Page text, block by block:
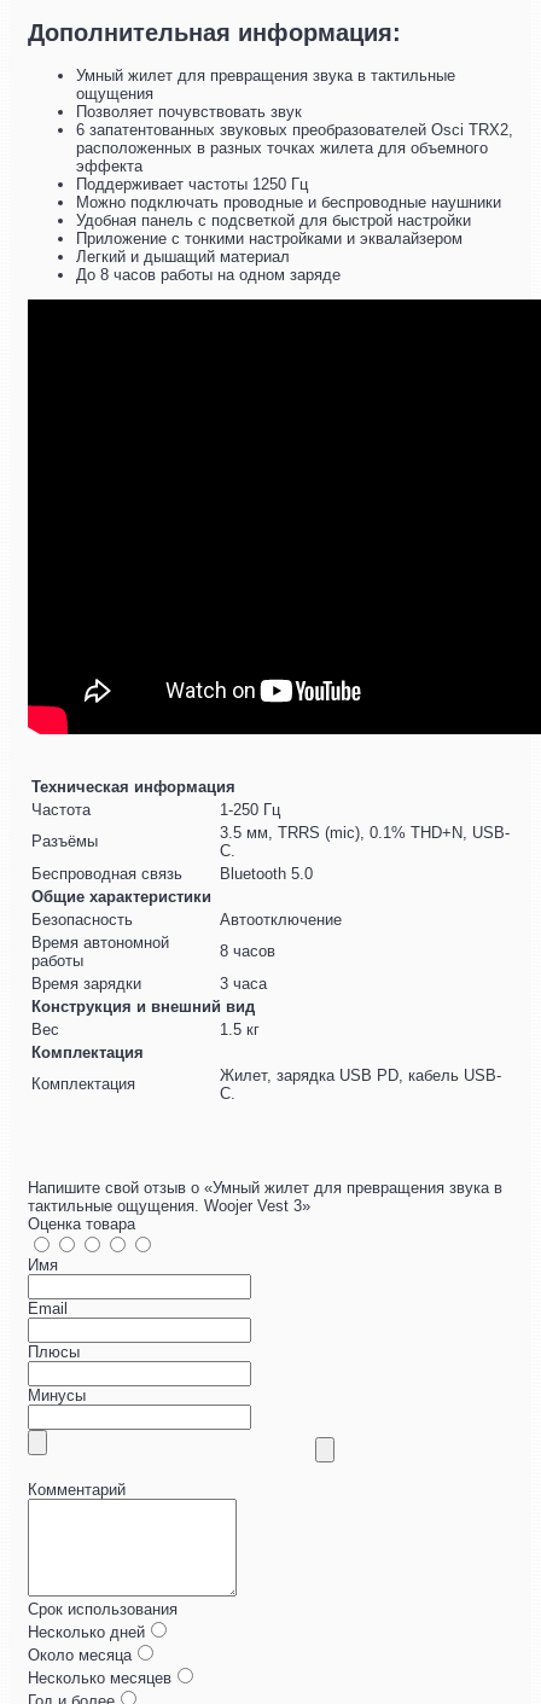
Дополнительная информация:
Умный жилет для превращения звука в тактильные
ощущения
Позволяет почувствовать звук
6 запатентованных звуковых преобразователей Osci TRX2,
расположенных в разных точках жилета для объемного
эффекта
Поддерживает частоты 1250 Гц
Можно подключать проводные и беспроводные наушники
Удобная панель с подсветкой для быстрой настройки
Приложение с тонкими настройками и эквалайзером
Легкий и дышащий материал
До 8 часов работы на одном заряде
Техническая информация
Частота
1-250 Гц
Разъёмы
3.5 мм, TRRS (mic), 0.1% THD+N, USB-
C.
Беспроводная связь
Bluetooth 5.0
Общие характеристики
Безопасность
Автоотключение
Время автономной
работы
8 часов
Время зарядки
3 часа
Конструкция и внешний вид
Вес
1.5 кг
Комплектация
Комплектация
Жилет, зарядка USB PD, кабель USB-
C.
Напишите свой отзыв о «Умный жилет для превращения звука в
тактильные ощущения. Woojer Vest 3»
Оценка товара
Имя
Email
Плюсы
Минусы
Комментарий
Срок использования
Несколько дней
Около месяца
Несколько месяцев